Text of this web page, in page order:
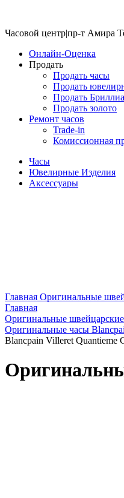
Часовой центр|пр-т Амира
Онлайн-Оценка
Продать
Продать часы
Продать
Продать
Продать золото
Ремонт часов
Trade-in
Комиссионная
Часы
Ювелирные Изделия
Аксессуары
Главная Оригинальные
Главная
Оригинальные
Оригинальные часы
Blancpain Villeret Quantieme